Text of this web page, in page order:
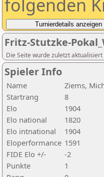
folgenden
Fritz-Stutzke-
Die Seite wurde zuletzt
Spieler Info
Name
Ziems,
Startrang
8
Elo
1904
Elo national
1820
Elo intnational
1904
Eloperformance 1591
FIDE Elo +/-
-2
Punkte
1